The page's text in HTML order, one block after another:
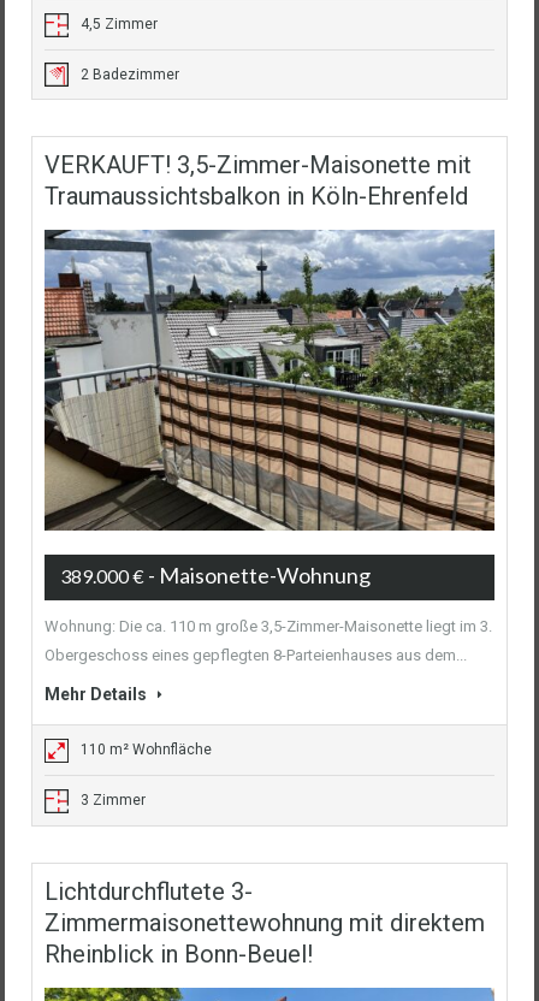
4,5 Zimmer
2 Badezimmer
VERKAUFT! 3,5-Zimmer-Maisonette mit
Traumaussichtsbalkon in Köln-Ehrenfeld
389.000 € - Maisonette-Wohnung
Wohnung: Die ca. 110 m große 3,5-Zimmer-Maisonette liegt im 3.
Obergeschoss eines gepflegten 8-Parteienhauses aus dem...
Mehr Details
110 m² Wohnfläche
3 Zimmer
Lichtdurchflutete 3-
Zimmermaisonettewohnung mit direktem
Rheinblick in Bonn-Beuel!